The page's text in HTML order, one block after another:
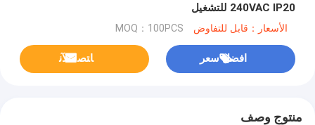
240VAC IP20 للتشغيل
الأسعار：قابل للتفاوض MOQ：100PCS
افضل سعر ﺎﺘﺼﻟ ﺍﻶﻧ
منتوج وصف